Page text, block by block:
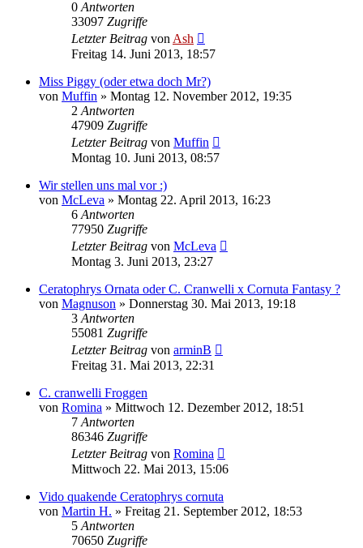
0 Antworten
33097 Zugriffe
Letzter Beitrag von Ash
Freitag 14. Juni 2013, 18:57
Miss Piggy (oder etwa doch Mr?)
von Muffin » Montag 12. November 2012, 19:35
2 Antworten
47909 Zugriffe
Letzter Beitrag von Muffin
Montag 10. Juni 2013, 08:57
Wir stellen uns mal vor :)
von McLeva » Montag 22. April 2013, 16:23
6 Antworten
77950 Zugriffe
Letzter Beitrag von McLeva
Montag 3. Juni 2013, 23:27
Ceratophrys Ornata oder C. Cranwelli x Cornuta Fantasy ?
von Magnuson » Donnerstag 30. Mai 2013, 19:18
3 Antworten
55081 Zugriffe
Letzter Beitrag von arminB
Freitag 31. Mai 2013, 22:31
C. cranwelli Froggen
von Romina » Mittwoch 12. Dezember 2012, 18:51
7 Antworten
86346 Zugriffe
Letzter Beitrag von Romina
Mittwoch 22. Mai 2013, 15:06
Vido quakende Ceratophrys cornuta
von Martin H. » Freitag 21. September 2012, 18:53
5 Antworten
70650 Zugriffe